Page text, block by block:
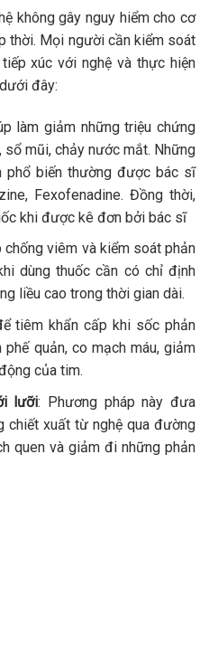
không gây nguy hiểm cho cơ
thời. Mọi người cần kiểm soát
xúc với nghệ và thực hiện
đây:
làm giảm những triệu chứng
mũi, chảy nước mắt. Những
phổ biến thường được bác sĩ
Fexofenadine. Đồng thời,
khi được kê đơn bởi bác sĩ
chống viêm và kiểm soát phản
dùng thuốc cần có chỉ định
liều cao trong thời gian dài.
tiêm khẩn cấp khi sốc phản
quản, co mạch máu, giảm
của tim.
lưỡi: Phương pháp này đưa
chiết xuất từ nghệ qua đường
quen và giảm đi những phản